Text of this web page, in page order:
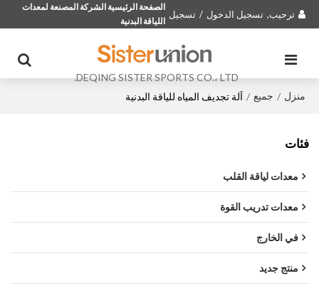
ترحيب, تسجيل الدخول / تسجيل
الصفحة الرئيسية الشركة المصنعة لمعدات
اللياقة البدنية
DEQING SISTER SPORTS CO.، LTD.
منزل / جميع / آلة تجديف المياه للياقة البدنية
فئات
معدات لياقة القلب
معدات تدريب القوة
في الخارج
منتج جديد